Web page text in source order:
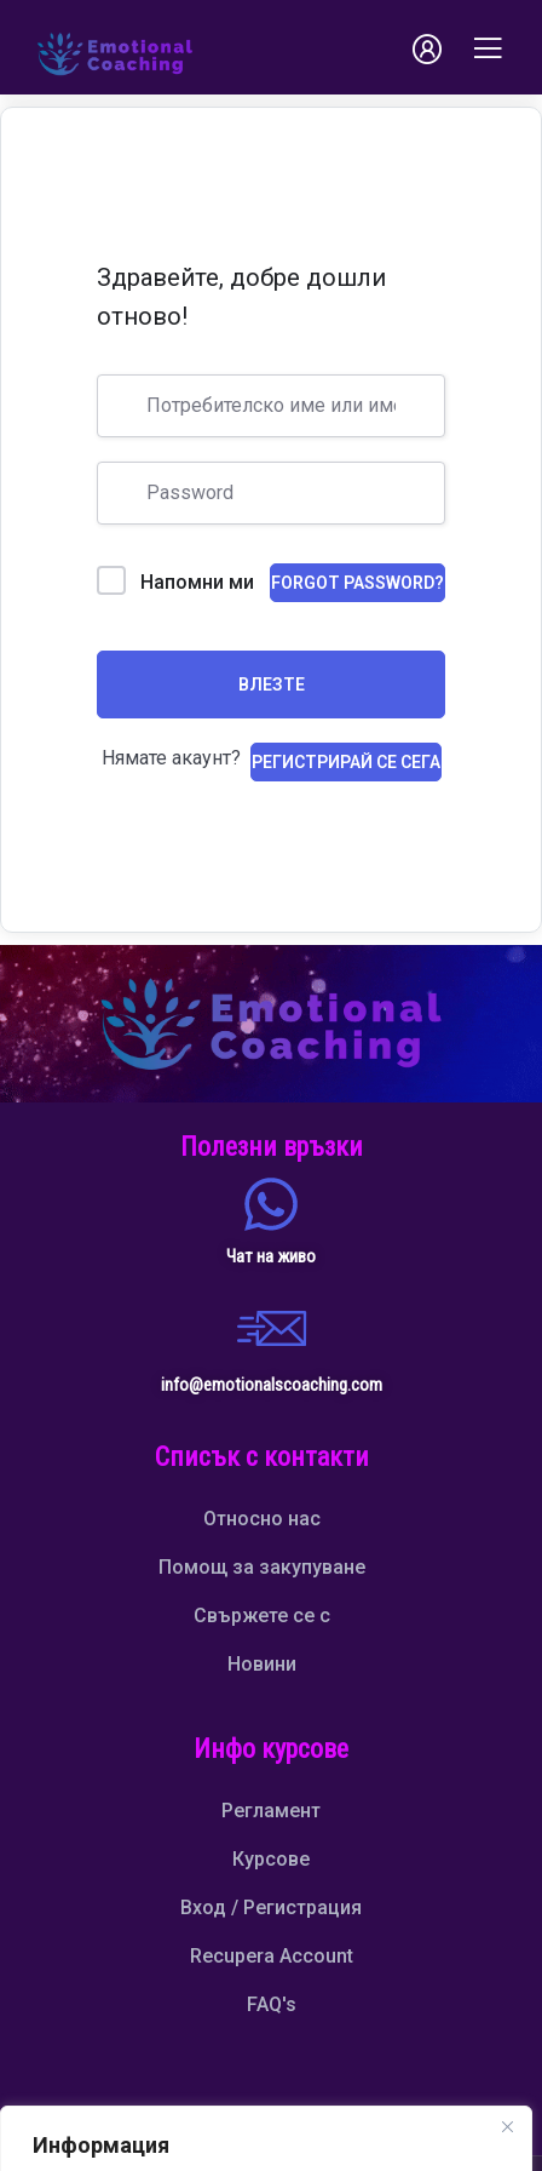
Информация
Здравейте, добре дошли
отново!
Напомни ми FORGOT PASSWORD?
ВЛЕЗТЕ
Нямате акаунт? РЕГИСТРИРАЙ СЕ СЕГА
Полезни връзки
Чат на живо
info@emotionalscoaching.com
Списък с контакти
Относно нас
Помощ за закупуване
Свържете се с
Новини
Инфо курсове
Регламент
Курсове
Вход / Регистрация
Recupera Account
FAQ's